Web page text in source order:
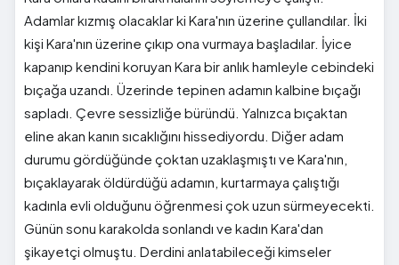
Adamlar kızmış olacaklar ki Kara'nın üzerine çullandılar. İki
kişi Kara'nın üzerine çıkıp ona vurmaya başladılar. İyice
kapanıp kendini koruyan Kara bir anlık hamleyle cebindeki
bıçağa uzandı. Üzerinde tepinen adamın kalbine bıçağı
sapladı. Çevre sessizliğe büründü. Yalnızca bıçaktan
eline akan kanın sıcaklığını hissediyordu. Diğer adam
durumu gördüğünde çoktan uzaklaşmıştı ve Kara'nın,
bıçaklayarak öldürdüğü adamın, kurtarmaya çalıştığı
kadınla evli olduğunu öğrenmesi çok uzun sürmeyecekti.
Günün sonu karakolda sonlandı ve kadın Kara'dan
şikayetçi olmuştu. Derdini anlatabileceği kimseler